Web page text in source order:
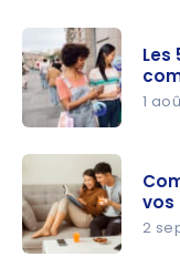
meilleures
offres de
comptes-
chèques –
Les
1
vos
2